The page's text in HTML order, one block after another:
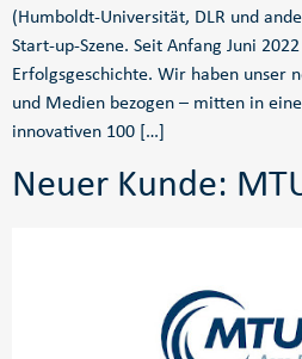
(Humboldt-Universität, DLR und
Start-up-Szene. Seit Anfang Juni
Erfolgsgeschichte. Wir haben unser
und Medien bezogen – mitten in
innovativen 100 […]
Neuer Kunde: